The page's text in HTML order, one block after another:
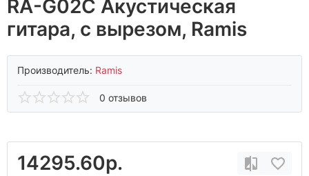
RA-G02C Акустическая
гитара, с вырезом, Ramis
Производитель: Ramis
0 отзывов
14295.60р.